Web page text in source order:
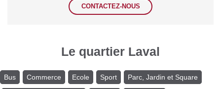
CONTACTEZ-NOUS
Le quartier Laval
Bus Commerce Ecole Sport Parc, Jardin et Square